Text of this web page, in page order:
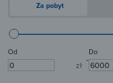
Za pobyt
Od
zł
-
Do